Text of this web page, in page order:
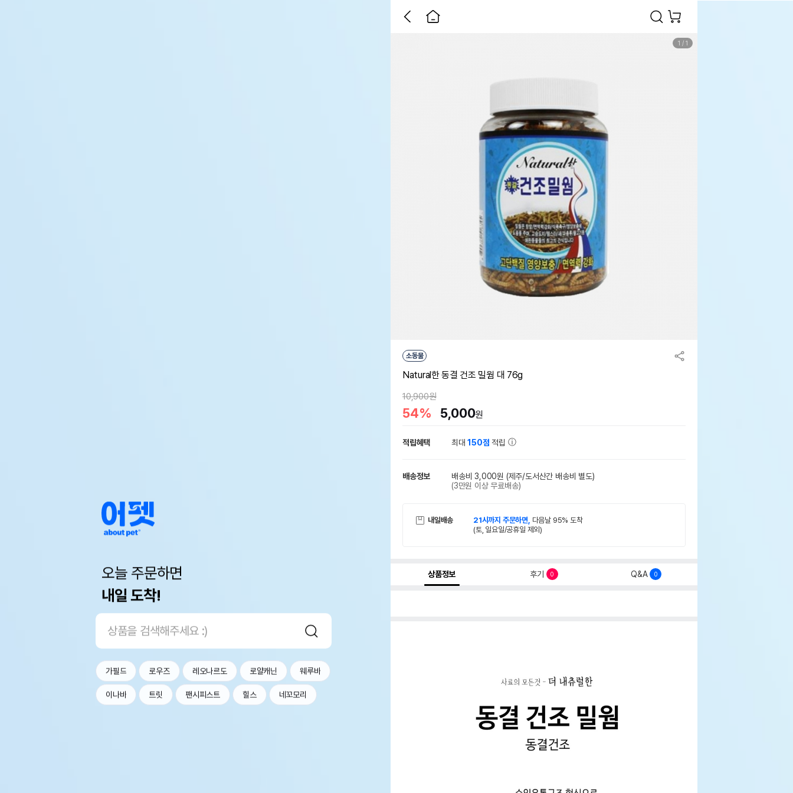
오늘 주문하면
내일 도착!
가필드 로우즈 레오나르도 로얄캐닌 웨루바
이나바 트릿 팬시피스트 힐스 네꼬모리
1 / 1
소동물
Natural한 동결 건조 밀웜 대 76g
10,900원
54% 5,000원
적립혜택 최대150점 적립
배송정보 배송비 3,000원 (제주/도서산간 배송비 별도)
(3만원 이상 무료배송)
내일배송 21시까지 주문하면, 다음날 95% 도착
(토, 일요일/공휴일 제외)
상품정보 후기 0 Q&A 0